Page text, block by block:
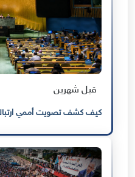
قبل شهرين
كيف كشف تصويت أممي ارتباك